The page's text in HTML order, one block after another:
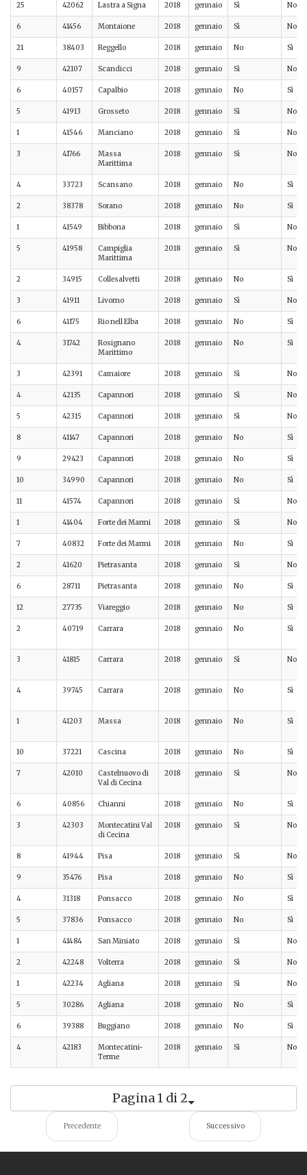
25 42062 Lastra a Signa 2018 gennaio Sì No
6 41456 Montaione 2018 gennaio Sì No
21 38403 Reggello 2018 gennaio No Sì
9 42107 Scandicci 2018 gennaio Sì No
6 40157 Capalbio 2018 gennaio No Sì
5 41913 Grosseto 2018 gennaio Sì No
1 41546 Manciano 2018 gennaio Sì No
3 41766
Massa
Marittima
2018 gennaio Sì No
4 33723 Scansano 2018 gennaio No Sì
2 38378 Sorano 2018 gennaio No Sì
1 41549 Bibbona 2018 gennaio Sì No
5 41958
Campiglia
Marittima
2018 gennaio Sì No
2 34915 Collesalvetti 2018 gennaio No Sì
3 41911 Livorno 2018 gennaio Sì No
6 41175 Rio nell Elba 2018 gennaio No Sì
4 31742
Rosignano
Marittimo
2018 gennaio No Sì
3 42391 Camaiore 2018 gennaio Sì No
4 42135 Capannori 2018 gennaio Sì No
5 42315 Capannori 2018 gennaio Sì No
8 41147 Capannori 2018 gennaio No Sì
9 29423 Capannori 2018 gennaio No Sì
10 34990 Capannori 2018 gennaio No Sì
11 41574 Capannori 2018 gennaio Sì No
1 41404 Forte dei Marmi 2018 gennaio Sì No
7 40832 Forte dei Marmi 2018 gennaio No Sì
2 41620 Pietrasanta 2018 gennaio Sì No
6 28711 Pietrasanta 2018 gennaio No Sì
12 27735 Viareggio 2018 gennaio No Sì
2 40719 Carrara 2018 gennaio No Sì
3 41815 Carrara 2018 gennaio Sì No
4 39745 Carrara 2018 gennaio No Sì
1 41203 Massa 2018 gennaio No Sì
10 37221 Cascina 2018 gennaio No Sì
7 42010
Castelnuovo di
Val di Cecina
2018 gennaio Sì No
6 40856 Chianni 2018 gennaio No Sì
3 42303
Montecatini Val
di Cecina
2018 gennaio Sì No
8 41944 Pisa 2018 gennaio Sì No
9 35476 Pisa 2018 gennaio No Sì
4 31318 Ponsacco 2018 gennaio No Sì
5 37836 Ponsacco 2018 gennaio No Sì
1 41484 San Miniato 2018 gennaio Sì No
2 42248 Volterra 2018 gennaio Sì No
1 42234 Agliana 2018 gennaio Sì No
5 30286 Agliana 2018 gennaio No Sì
6 39388 Buggiano 2018 gennaio No Sì
4 42183
Montecatini-
Terme
2018 gennaio Sì No
Pagina 1 di 2
Precedente Successivo